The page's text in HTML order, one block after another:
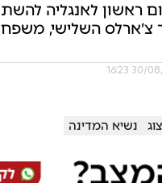
ראשון לאנגליה
צ׳ארלס השלישי,
נשיא המדינה